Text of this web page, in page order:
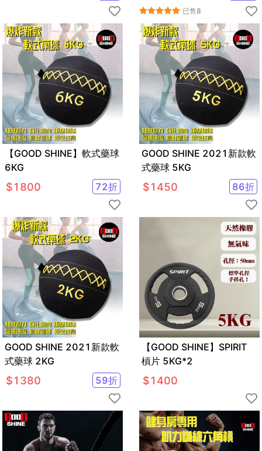
已售8
【GOOD SHINE】軟式藥球
6KG
$1800 72折
GOOD SHINE 2021新款軟
式藥球 5KG
$1450 86折
GOOD SHINE 2021新款軟
式藥球 2KG
$1380 59折
【GOOD SHINE】SPIRIT
槓片 5KG*2
$1400